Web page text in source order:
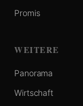
Promis
WEITERE
Panorama
Wirtschaft